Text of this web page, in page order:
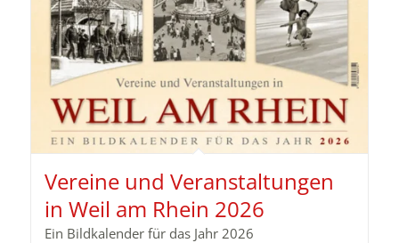
Vereine und Veranstaltungen
in Weil am Rhein 2026
Ein Bildkalender für das Jahr 2026